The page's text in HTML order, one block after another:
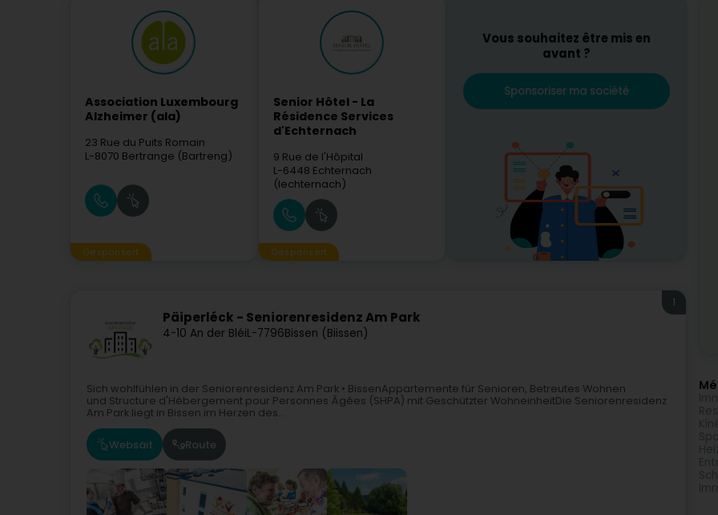
Association Luxembourg
Alzheimer (ala)
23 Rue du Puits Romain
L-8070 Bertrange (Bartreng)
Gesponsert
Senior Hôtel - La
Résidence Services
d'Echternach
9 Rue de l'Hôpital
L-6448 Echternach
(Iechternach)
Gesponsert
Vous souhaitez être mis en
avant ?
Sponsoriser ma société
Päiperléck - Seniorenresidenz Am Park
4-10 An der BléiL-7796Bissen (Biissen)
1
Sich wohlfühlen in der Seniorenresidenz Am Park • BissenAppartemente für Senioren, Betreutes Wohnen
und Structure d'Hébergement pour Personnes Âgées (SHPA) mit Geschützter WohneinheitDie Seniorenresidenz
Am Park liegt in Bissen im Herzen des...
Websäit Route